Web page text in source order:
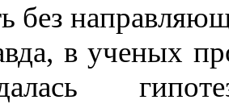
без
в ученых